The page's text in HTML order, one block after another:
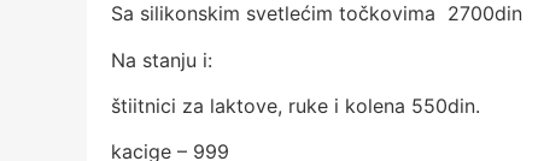
Sa silikonskim svetlećim točkovima 2700din
Na stanju i:
štiitnici za laktove, ruke i kolena 550din.
kacige – 999